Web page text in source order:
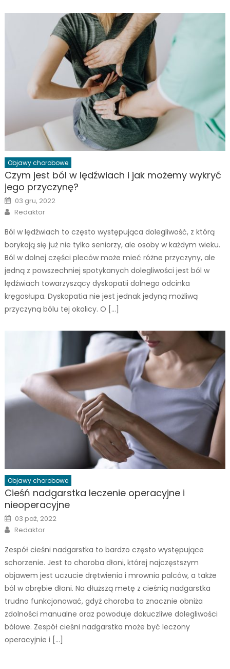
Objawy chorobowe
Czym jest ból w lędźwiach i jak możemy wykryć
jego przyczynę?
Posted
on
03 gru, 2022
Author
Redaktor
Ból w lędźwiach to często występująca dolegliwość, z którą
borykają się już nie tylko seniorzy, ale osoby w każdym wieku.
Ból w dolnej części pleców może mieć różne przyczyny, ale
jedną z powszechniej spotykanych dolegliwości jest ból w
lędźwiach towarzyszący dyskopatii dolnego odcinka
kręgosłupa. Dyskopatia nie jest jednak jedyną możliwą
przyczyną bólu tej okolicy. O […]
Objawy chorobowe
Cieśń nadgarstka leczenie operacyjne i
nieoperacyjne
Posted
on
03 paź, 2022
Author
Redaktor
Zespół cieśni nadgarstka to bardzo często występujące
schorzenie. Jest to choroba dłoni, której najczęstszym
objawem jest uczucie drętwienia i mrownia palców, a także
ból w obrębie dłoni. Na dłuższą metę z cieśnią nadgarstka
trudno funkcjonować, gdyż choroba ta znacznie obniża
zdolności manualne oraz powoduje dokuczliwe dolegliwości
bólowe. Zespół cieśni nadgarstka może być leczony
operacyjnie i […]